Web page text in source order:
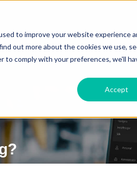
to improve your website experience
out more about the cookies we use,
comply with your preferences, we'll
Accept